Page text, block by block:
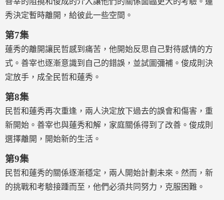
秀決定暫時離開，給彼此一些空間。
第7集
蓮秀的離開讓民哲感到痛苦，他開始反思自己對待感情的方
式。善宰也逐漸意識到自己的錯誤，並試圖彌補。俊成則決
定放手，成全民哲和蓮秀。
第8集
民哲和蓮秀再次重逢，兩人決定放下過去的誤會和傷害，重
新開始。善宰也與蓮秀和解，家庭關係得到了改善。俊成則
選擇離開，開始新的生活。
第9集
民哲和蓮秀的關係逐漸穩定，兩人開始計劃未來。然而，新
的挑戰和考驗接踵而至，他們必須共同努力，克服困難。